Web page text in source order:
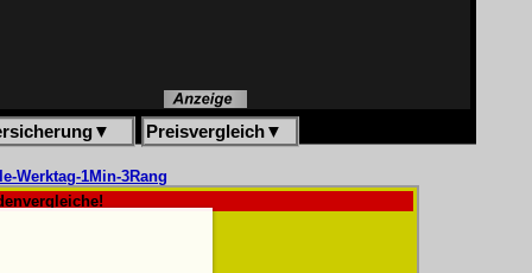
▼ Preisvergleich▼
Werktag-1Min-3Rang